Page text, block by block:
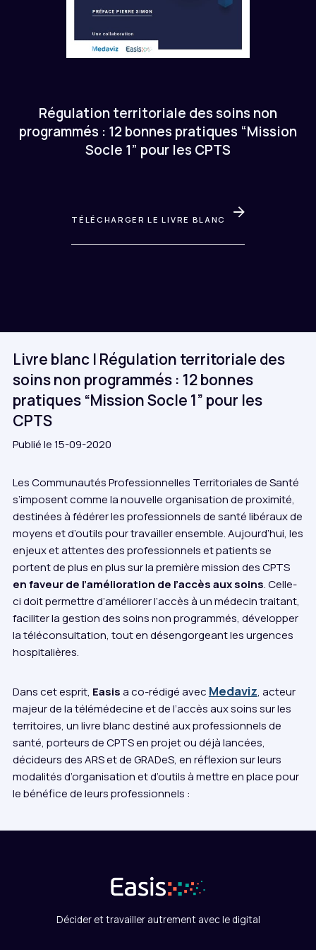
Régulation territoriale des soins non
programmés : 12 bonnes pratiques “Mission
Socle 1” pour les CPTS
TÉLÉCHARGER LE LIVRE BLANC
Livre blanc | Régulation territoriale des
soins non programmés : 12 bonnes
pratiques “Mission Socle 1” pour les
CPTS
Publié le 15-09-2020
Les Communautés Professionnelles Territoriales de Santé
s’imposent comme la nouvelle organisation de proximité,
destinées à fédérer les professionnels de santé libéraux de
moyens et d’outils pour travailler ensemble. Aujourd’hui, les
enjeux et attentes des professionnels et patients se
portent de plus en plus sur la première mission des CPTS
en faveur de l’amélioration de l’accès aux soins. Celle-
ci doit permettre d’améliorer l’accès à un médecin traitant,
faciliter la gestion des soins non programmés, développer
la téléconsultation, tout en désengorgeant les urgences
hospitalières.
Dans cet esprit, Easisa co-rédigé avec Medaviz, acteur
majeur de la télémédecine et de l’accès aux soins sur les
territoires, un livre blanc destiné aux professionnels de
santé, porteurs de CPTS en projet ou déjà lancées,
décideurs des ARS et de GRADeS, en réflexion sur leurs
modalités d’organisation et d’outils à mettre en place pour
le bénéfice de leurs professionnels :
Décider et travailler autrement avec le digital